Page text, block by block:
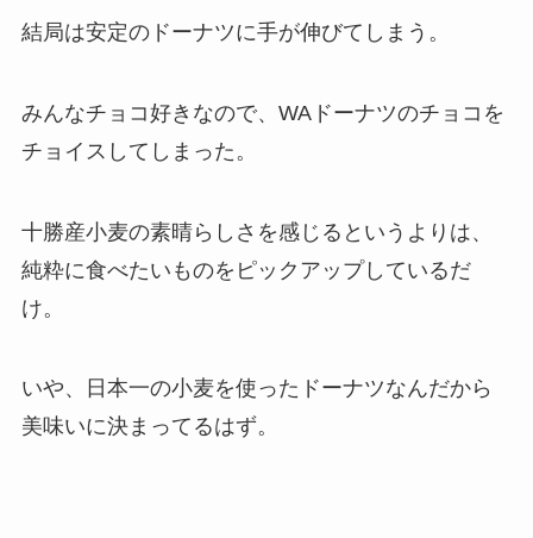
結局は安定のドーナツに手が伸びてしまう。
みんなチョコ好きなので、WAドーナツのチョコを
チョイスしてしまった。
十勝産小麦の素晴らしさを感じるというよりは、
純粋に食べたいものをピックアップしているだ
け。
いや、日本一の小麦を使ったドーナツなんだから
美味いに決まってるはず。